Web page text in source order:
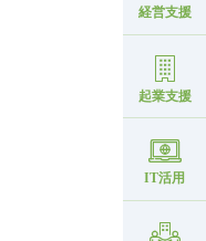
経営支援
起業支援
IT活用